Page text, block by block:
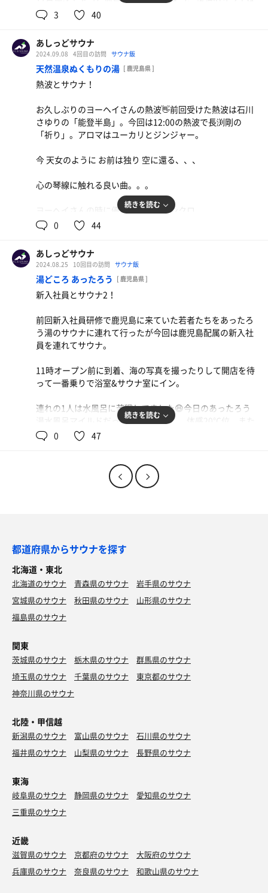
刺身盛合わせ
美味しいネタばっかり😋
鏡石湯😊
久しぶりのガッツリサウナ。ああっ、何これ、もうダメ、
気持ち良すぎる！
この熱圧、この熱の肌触り、これぞ鏡石湯よ！
くぞ！
サウナ:8分、9分、10分
休憩:6分×3
温冷交代浴:温1分×5、冷1分×5、休憩8分
3 40
あしっどサウナ
2024.09.08 4回目の訪問 サウナ飯
天然温泉ぬくもりの湯 [ 鹿児島県 ]
熱波とサウナ！
お久しぶりのヨーヘイさんの熱波👋前回受けた熱波は石川
さゆりの「能登半島」。今回は12:00の熱波で長渕剛の
「祈り」。アロマはユーカリとジンジャー。
今 天女のように お前は独り 空に還る、、、
心の琴線に触れる良い曲。。。
ヨーヘイさんの時に優しい熱波とシンクロ。
ローリュからのアウフグース気持ちよかったなあ！
休憩中も優しい風仰いでくれてありがとうございました😊
サウナ:8分×3
水風呂:2分×3
休憩:8分×3
もりそば
唯一無二の蕎麦！
続きを読む
0 44
あしっどサウナ
2024.08.25 10回目の訪問 サウナ飯
湯どころ あったろう [ 鹿児島県 ]
新入社員とサウナ2！
前回新入社員研修で鹿児島に来ていた若者たちをあったろ
う湯のサウナに連れて行ったが今回は鹿児島配属の新入社
員を連れてサウナ。
11時オープン前に到着、海の写真を撮ったりして開店を待
って一番乗りで浴室&サウナ室にイン。
連れの1人は水風呂に苦戦してました😆今日のあったろう
湯水風呂マイルドだったのになあ。。。体感20℃位。また
チラーの調子が悪いのかしら！？
水風呂:3分×2
合計3セット
続きを読む
0 47
都道府県からサウナを探す
北海道・東北
北海道のサウナ 青森県のサウナ
岩手県のサウナ
宮城県のサウナ
秋田県のサウナ
山形県のサウナ
福島県のサウナ
関東
茨城県のサウナ 栃木県のサウナ
群馬県のサウナ
埼玉県のサウナ
千葉県のサウナ
東京都のサウナ
神奈川県のサウナ
北陸・甲信越
新潟県のサウナ 富山県のサウナ
石川県のサウナ
福井県のサウナ
山梨県のサウナ 長野県のサウナ
東海
岐阜県のサウナ 静岡県のサウナ
愛知県のサウナ
三重県のサウナ
近畿
滋賀県のサウナ 京都府のサウナ
大阪府のサウナ
兵庫県のサウナ
奈良県のサウナ 和歌山県のサウナ